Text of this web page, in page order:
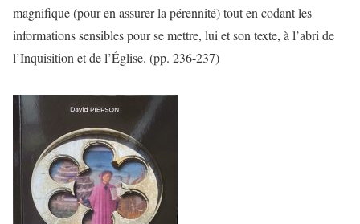
magnifique (pour en assurer la pérennité) tout en codant les
informations sensibles pour se mettre, lui et son texte, à l’abri de
l’Inquisition et de l’Église. (pp. 236-237)